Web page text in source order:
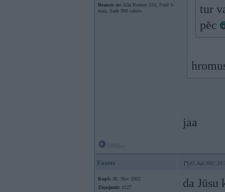
Braucu ar: Alfa Romeo 159, Ford S-
max, Saab 900 cabrio
tur
pēc
jaa
Fausts 02. Apr 2007,
Kopš: 30. Nov 2002
Ziņojumi: 2227
da Jūsu